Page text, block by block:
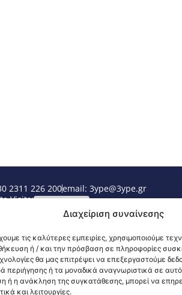
Διαχείριση συναίνεσης
τις καλύτερες εμπειρίες, χρησιμοποιούμε
ή / και την πρόσβαση σε πληροφορίες
θα μας επιτρέψει να επεξεργαστούμε
περιήγησης ή τα μοναδικά αναγνωριστικά σε
ή η ανάκληση της συγκατάθεσης, μπορεί να
και λειτουργίες.
2311 226 200email: 3ype@3ype.gr
Visits: 1595153